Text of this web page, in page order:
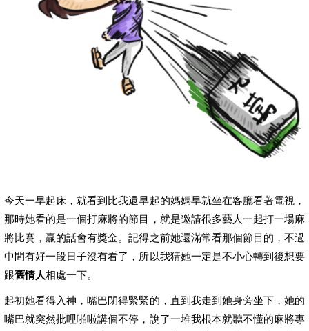
今天一早起床，就看到比我還早起的媽媽早就坐在客廳看著電視，
那時她看的是一個打麻將的節目，就是邀請很多藝人一起打一場麻
將比賽，贏的話會有獎金。記得之前她還滿常看那個節目的，不過
中間有好一段日子沒有看了，所以我猜她一定是不小心轉到後想要
跟舊情人相處一下。
起初她看得入神，嘴巴閉得緊緊的，直到我走到她身旁坐下，她的
嘴巴就突然批哩啪啦講個不停，說了一堆我根本就聽不懂的麻將專